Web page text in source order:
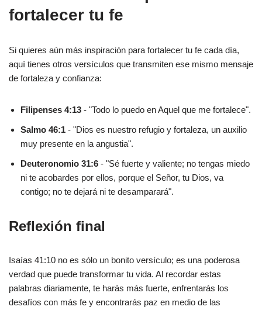
fortalecer tu fe
Si quieres aún más inspiración para fortalecer tu fe cada día,
aquí tienes otros versículos que transmiten ese mismo mensaje
de fortaleza y confianza:
Filipenses 4:13 - "Todo lo puedo en Aquel que me fortalece".
Salmo 46:1 - "Dios es nuestro refugio y fortaleza, un auxilio
muy presente en la angustia".
Deuteronomio 31:6 - "Sé fuerte y valiente; no tengas miedo
ni te acobardes por ellos, porque el Señor, tu Dios, va
contigo; no te dejará ni te desamparará".
Reflexión final
Isaías 41:10 no es sólo un bonito versículo; es una poderosa
verdad que puede transformar tu vida. Al recordar estas
palabras diariamente, te harás más fuerte, enfrentarás los
desafíos con más fe y encontrarás paz en medio de las